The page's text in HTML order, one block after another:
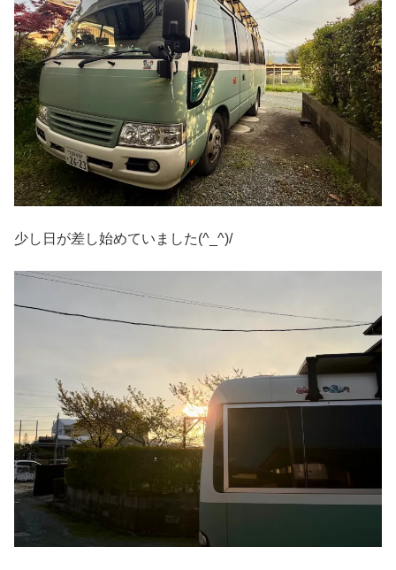
少し日が差し始めていました(^_^)/